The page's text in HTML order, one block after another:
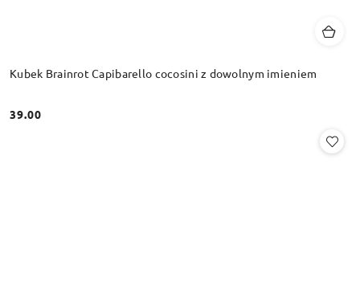
Kubek Brainrot Capibarello cocosini z dowolnym imieniem
Cena:
39.00